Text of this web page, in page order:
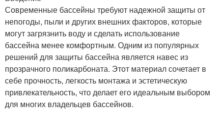
Современные бассейны требуют надежной защиты от
непогоды, пыли и других внешних факторов, которые
могут загрязнить воду и сделать использование
бассейна менее комфортным. Одним из популярных
решений для защиты бассейна является навес из
прозрачного поликарбоната. Этот материал сочетает в
себе прочность, легкость монтажа и эстетическую
привлекательность, что делает его идеальным выбором
для многих владельцев бассейнов.